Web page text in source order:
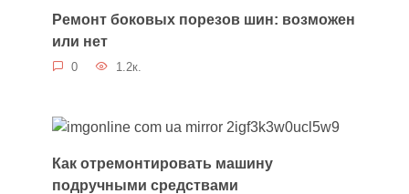
Ремонт боковых порезов шин: возможен
или нет
0 1.2к.
Как отремонтировать машину
подручными средствами